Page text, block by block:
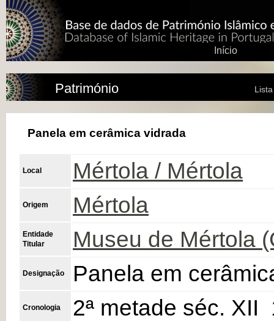
Início
Património
Panela em cerâmica vidrada
Local Mértola / Mértola
Origem Mértola
Entidade
Titular
Museu de Mértola
Designação Panela em
Cronologia 2ª metade séc. XII